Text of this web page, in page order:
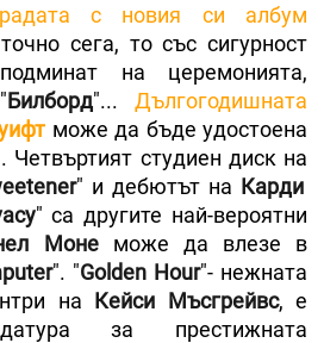
с новия си албум
сега, то със сигурност
на церемонията,
Билборд"...Дългогодишната
може да бъде удостоена
Четвъртият студиен диск на
" и дебютът на Карди
" са другите най-вероятни
Моне може да влезе в
". "Golden Hour"- нежната
на Кейси Мъсгрейвс, е
за престижната